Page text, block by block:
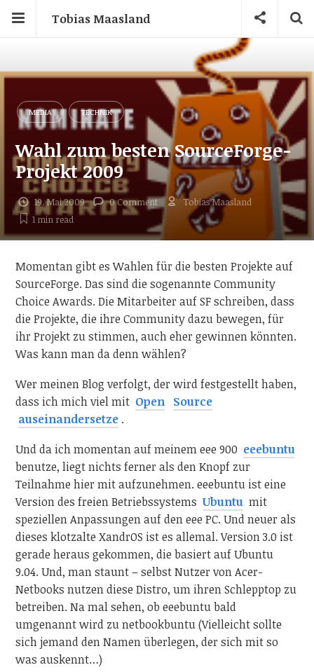
Tobias Maasland
MEDIA TECHNIK
Wahl zum besten SourceForge-
Projekt 2009
19. Mai 2009 0 Comment
Tobias Maasland
1 minread
Momentan gibt es Wahlen für die besten Projekte auf
SourceForge. Das sind die sogenannte Community
Choice Awards. Die Mitarbeiter auf SF schreiben, dass
die Projekte, die ihre Community dazu bewegen, für
ihr Projekt zu stimmen, auch eher gewinnen könnten.
Was kann man da denn wählen?
Wer meinen Blog verfolgt, der wird festgestellt haben,
dass ich mich viel mit Open Source
auseinandersetze .
Und da ich momentan auf meinem eee 900 eeebuntu
benutze, liegt nichts ferner als den Knopf zur
Teilnahme hier mit aufzunehmen. eeebuntu ist eine
Version des freien Betriebssystems Ubuntu mit
speziellen Anpassungen auf den eee PC. Und neuer als
dieses klotzalte XandrOS ist es allemal. Version 3.0 ist
gerade heraus gekommen, die basiert auf Ubuntu
9.04. Und, man staunt – selbst Nutzer von Acer-
Netbooks nutzen diese Distro, um ihren Schlepptop zu
betreiben. Na mal sehen, ob eeebuntu bald
umgenannt wird zu netbookbuntu (Vielleicht sollte
sich jemand den Namen überlegen, der sich mit so
was auskennt…)